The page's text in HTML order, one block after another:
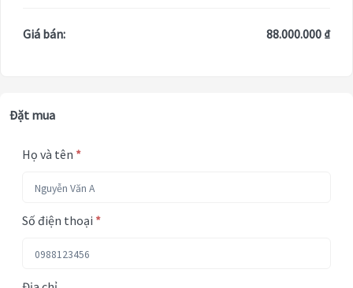
Giá bán: 88.000.000 ₫
Đặt mua
Họ và tên *
Số điện thoại *